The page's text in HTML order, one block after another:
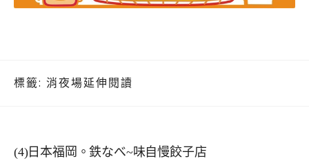
標籤: 消夜場延伸閱讀
(4)日本福岡。鉄なべ~味自慢餃子店